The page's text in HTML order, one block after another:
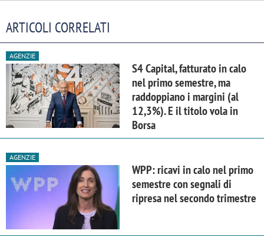
ARTICOLI CORRELATI
AGENZIE
S4 Capital, fatturato in calo
nel primo semestre, ma
raddoppiano i margini (al
12,3%). E il titolo vola in
Borsa
AGENZIE
WPP: ricavi in calo nel primo
semestre con segnali di
ripresa nel secondo trimestre